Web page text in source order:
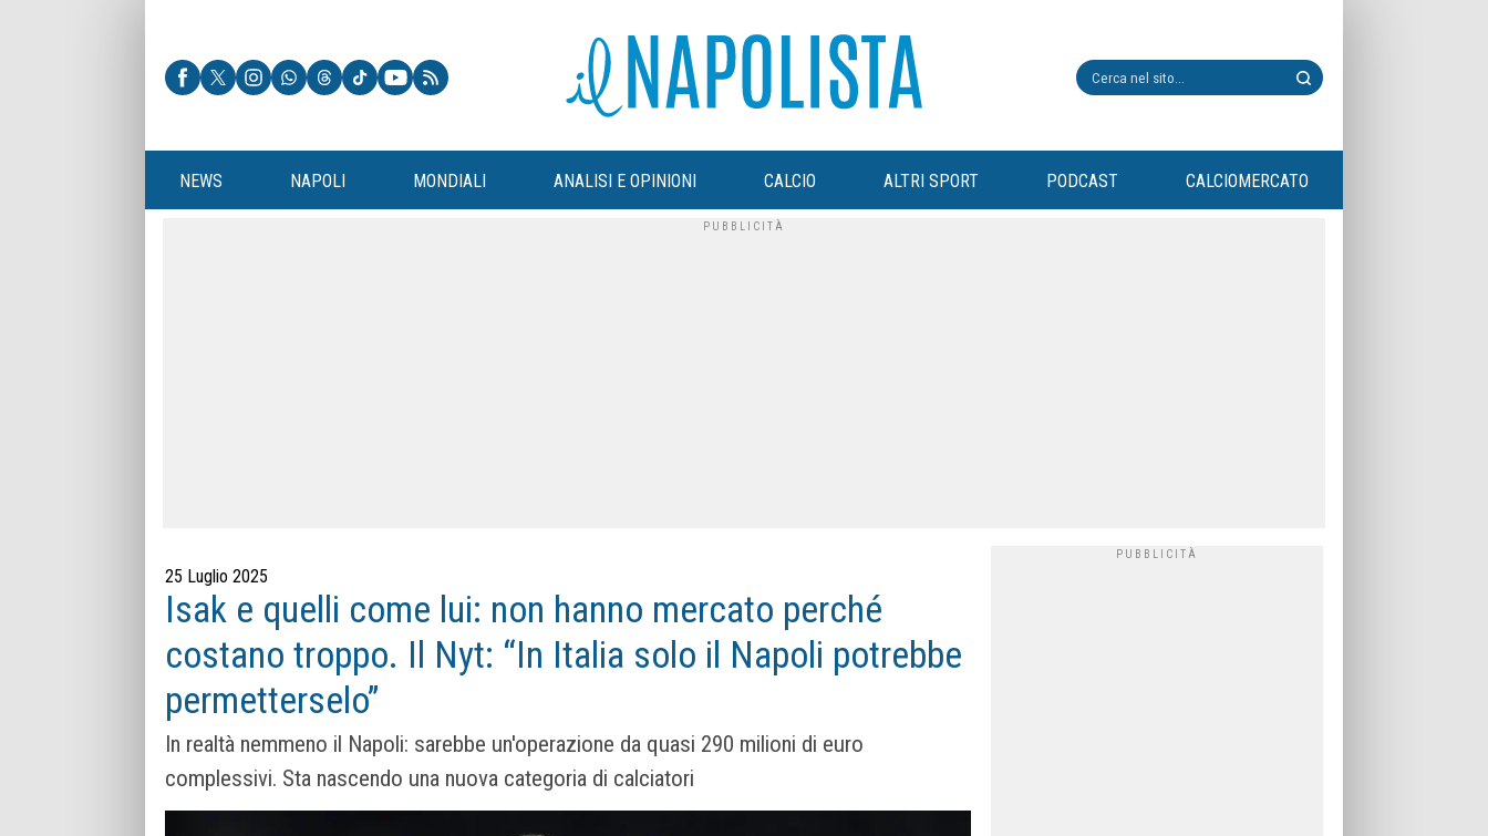
NEWS NAPOLI MONDIALI ANALISI E OPINIONI CALCIO ALTRI SPORT PODCAST CALCIOMERCATO
25 Luglio 2025
Isak e quelli come lui: non hanno mercato perché
costano troppo. Il Nyt: “In Italia solo il Napoli potrebbe
permetterselo”
In realtà nemmeno il Napoli: sarebbe un'operazione da quasi 290 milioni di euro
complessivi. Sta nascendo una nuova categoria di calciatori